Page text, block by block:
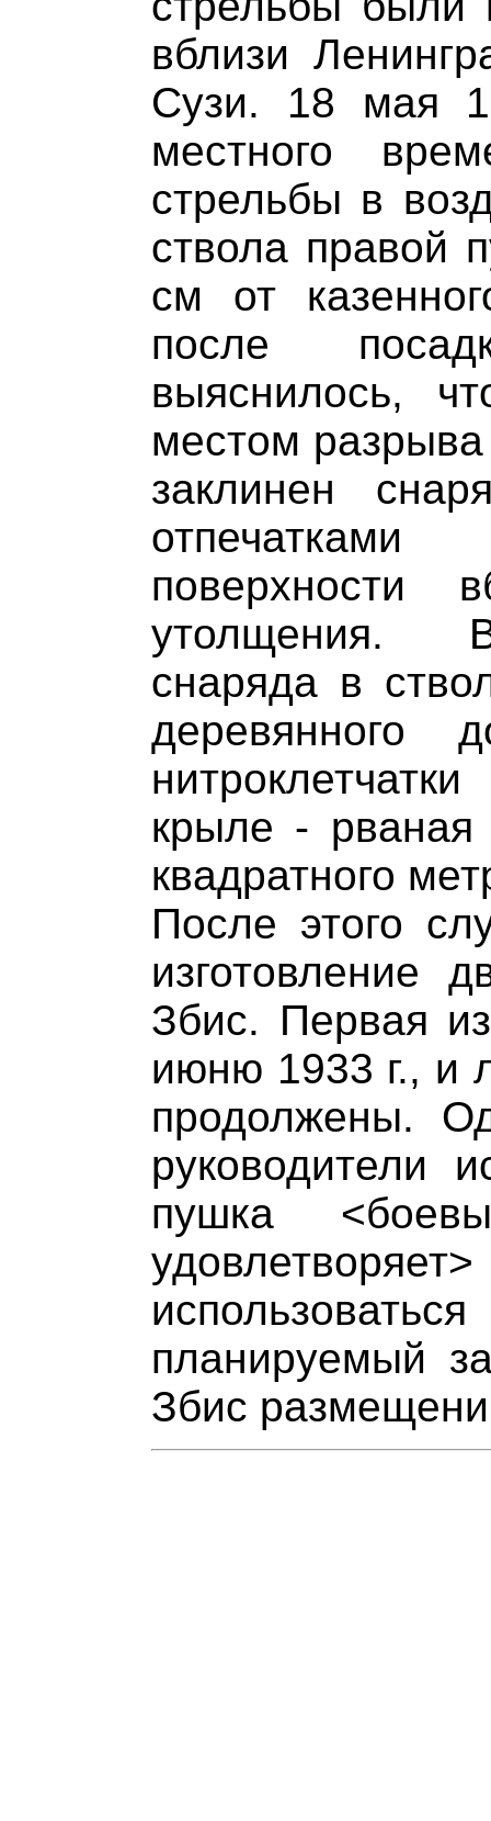
вблизи
Сузи. 18 мая
местного
стрельбы в
ствола правой
см от
после
выяснилось,
местом разрыва
заклинен
поверхности
утолщения.
снаряда в
деревянного
крыле -
квадратного
После этого
изготовление
Збис. Первая
июню 1933 г., и
продолжены.
руководители
пушка
планируемый
Збис